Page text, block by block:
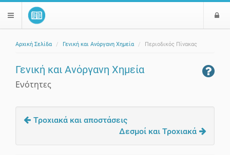
$langMenu
Αρχική Σελίδα Γενική και Ανόργανη Χημεία Περιοδικός Πίνακας
Γενική και Ανόργανη Χημεία
Ενότητες
Τροχιακά και αποστάσεις
Δεσμοί και Τροχιακά